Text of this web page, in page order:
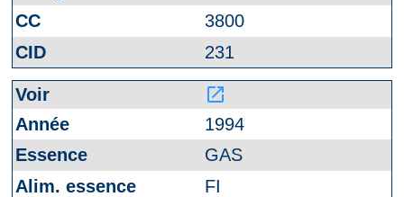
3800
231
launch
1994
GAS
FI